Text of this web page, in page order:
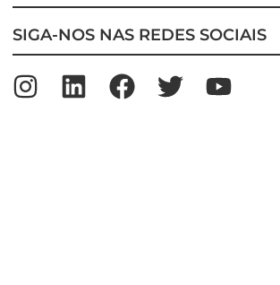
SIGA-NOS NAS REDES SOCIAIS